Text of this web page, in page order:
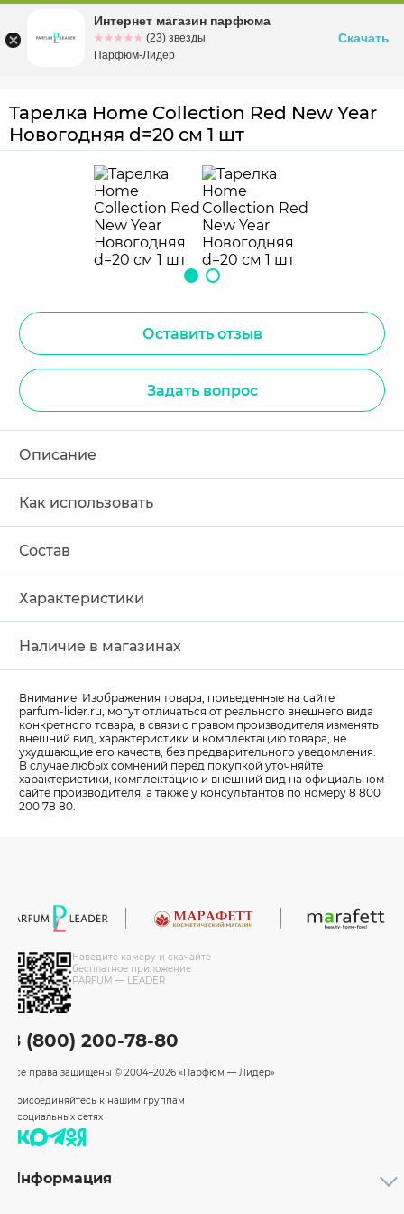
Омскул. Заозерная, 11, к. 1
Тарелка Home Collection Red New Year
Новогодняя d=20 см 1 шт
Оставить отзыв
Задать вопрос
Описание
Как использовать
Состав
Характеристики
Наличие в магазинах
Внимание! Изображения товара, приведенные на сайте
parfum-lider.ru, могут отличаться от реального внешнего вида
конкретного товара, в связи с правом производителя изменять
внешний вид, характеристики и комплектацию товара, не
ухудшающие его качеств, без предварительного уведомления.
В случае любых сомнений перед покупкой уточняйте
характеристики, комплектацию и внешний вид на официальном
сайте производителя, а также у консультантов по номеру 8 800
200 78 80.
Наведите камеру и скачайте
бесплатное приложение
PARFUM — LEADER
8 (800) 200-78-80
Все права защищены © 2004–2026 «Парфюм — Лидер»
Присоединяйтесь к нашим группам
в социальных сетях
Информация
Интернет магазин парфюма
☆☆☆☆☆
★★★★★ (23) звезды
Парфюм-Лидер
Скачать